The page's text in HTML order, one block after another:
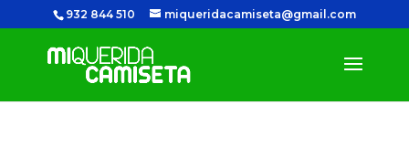
932 844 510 miqueridacamiseta@gmail.com